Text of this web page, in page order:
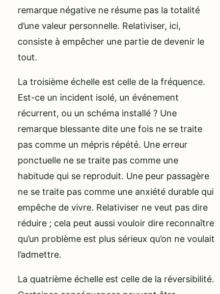
remarque négative ne résume pas la totalité
d’une valeur personnelle. Relativiser, ici,
consiste à empêcher une partie de devenir le
tout.
La troisième échelle est celle de la fréquence.
Est-ce un incident isolé, un événement
récurrent, ou un schéma installé ? Une
remarque blessante dite une fois ne se traite
pas comme un mépris répété. Une erreur
ponctuelle ne se traite pas comme une
habitude qui se reproduit. Une peur passagère
ne se traite pas comme une anxiété durable qui
empêche de vivre. Relativiser ne veut pas dire
réduire ; cela peut aussi vouloir dire reconnaître
qu’un problème est plus sérieux qu’on ne voulait
l’admettre.
La quatrième échelle est celle de la réversibilité.